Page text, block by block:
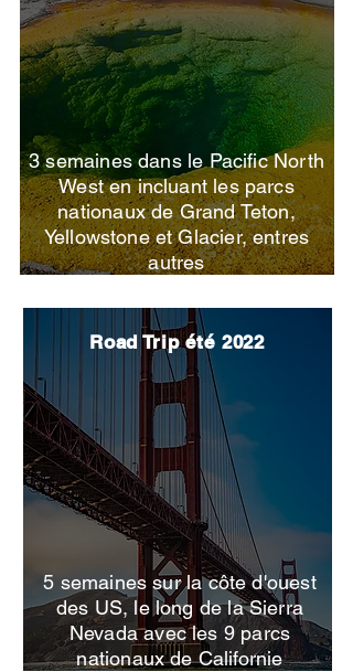
3 semaines dans le Pacific North
West en incluant les parcs
nationaux de Grand Teton,
Yellowstone et Glacier, entres
autres
5 semaines sur la côte d'ouest
des US, le long de la Sierra
Nevada avec les 9 parcs
nationaux de Californie
Road Trip été 2022